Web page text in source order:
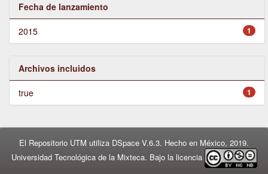
Fecha de lanzamiento
1
2015
Archivos incluidos
1
true
El Repositorio UTM utiliza DSpace V.6.3. Hecho en México, 2019.
Universidad Tecnológica de la Mixteca. Bajo la licencia